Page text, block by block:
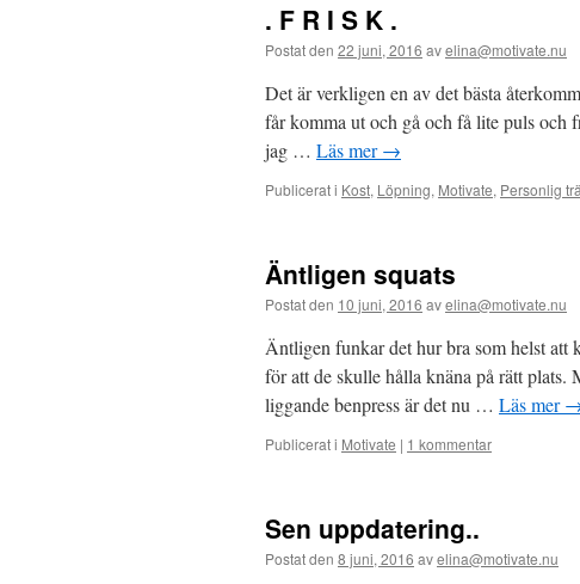
. F R I S K .
Postat den 22 juni, 2016 avelina@motivate.nu
Det är verkligen en av det bästa
får komma ut och gå och få lite puls och
jag … Läs mer→
Publicerat i Kost, Löpning, Motivate, Personlig
Äntligen squats
Postat den 10 juni, 2016 avelina@motivate.nu
Äntligen funkar det hur bra som helst att
för att de skulle hålla knäna på rätt plats.
liggande benpress är det nu … Läs mer
Publicerat i Motivate | 1 kommentar
Sen uppdatering..
Postat den 8 juni, 2016 avelina@motivate.nu